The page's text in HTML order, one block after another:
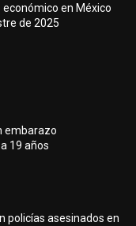
en México
de 2025
embarazo
19 años
policías asesinados en